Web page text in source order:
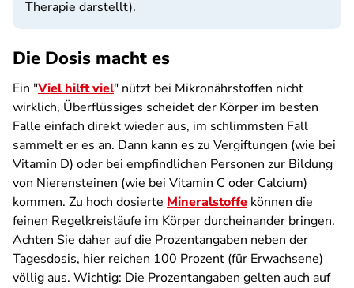
Therapie darstellt).
Die Dosis macht es
Ein "Viel hilft viel" nützt bei Mikronährstoffen nicht
wirklich, Überflüssiges scheidet der Körper im besten
Falle einfach direkt wieder aus, im schlimmsten Fall
sammelt er es an. Dann kann es zu Vergiftungen (wie bei
Vitamin D) oder bei empfindlichen Personen zur Bildung
von Nierensteinen (wie bei Vitamin C oder Calcium)
kommen. Zu hoch dosierte Mineralstoffe können die
feinen Regelkreisläufe im Körper durcheinander bringen.
Achten Sie daher auf die Prozentangaben neben der
Tagesdosis, hier reichen 100 Prozent (für Erwachsene)
völlig aus. Wichtig: Die Prozentangaben gelten auch auf